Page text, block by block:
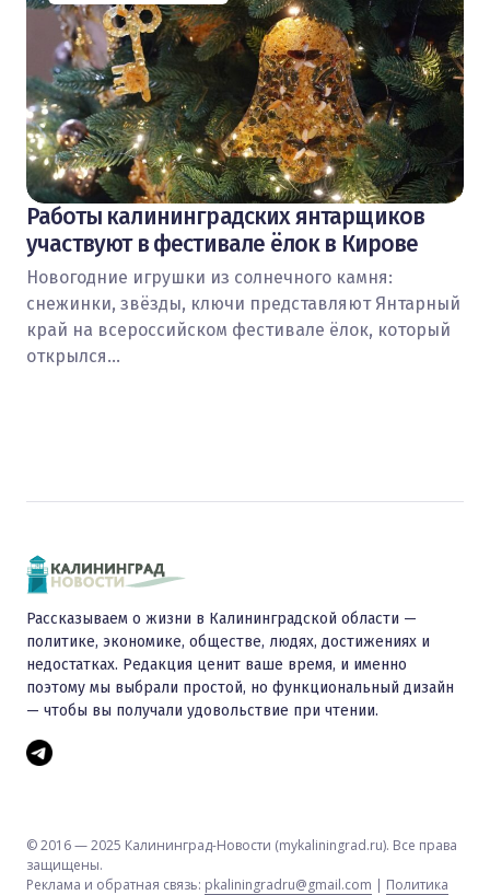
Работы калининградских янтарщиков
участвуют в фестивале ёлок в Кирове
Новогодние игрушки из солнечного камня:
снежинки, звёзды, ключи представляют Янтарный
край на всероссийском фестивале ёлок, который
открылся…
Рассказываем о жизни в Калининградской области —
политике, экономике, обществе, людях, достижениях и
недостатках. Редакция ценит ваше время, и именно
поэтому мы выбрали простой, но функциональный дизайн
— чтобы вы получали удовольствие при чтении.
© 2016 — 2025 Калининград-Новости (mykaliningrad.ru). Все права
защищены.
Реклама и обратная связь: pkaliningradru@gmail.com | Политика